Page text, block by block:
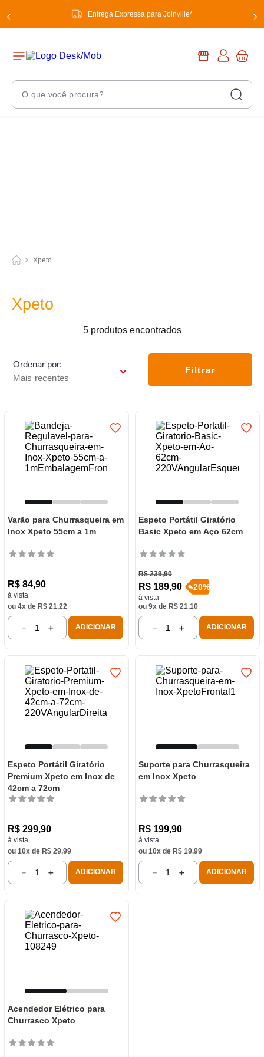
Entrega Expressa para Joinville*
O que você procura?
Xpeto
Xpeto
5 produtos
Ordenar por
Mais recentes
Filtrar
Varão para Churrasqueira em
Inox Xpeto 55cm a 1m
R$ 84,90
à vista
ou 4x de R$ 21,22
＋
－ ADICIONAR
Espeto Portátil Giratório
Basic Xpeto em Aço 62cm
R$ 239,90
R$ 189,90
à vista
-20%
ou 9x de R$ 21,10
＋
－ ADICIONAR
Espeto Portátil Giratório
Premium Xpeto em Inox de
42cm a 72cm
R$ 299,90
à vista
ou 10x de R$ 29,99
＋
－ ADICIONAR
Suporte para Churrasqueira
em Inox Xpeto
R$ 199,90
à vista
ou 10x de R$ 19,99
＋
－ ADICIONAR
Acendedor Elétrico para
Churrasco Xpeto